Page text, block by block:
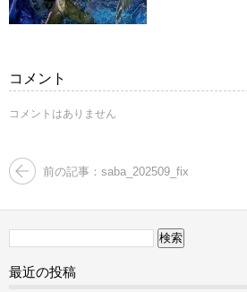
コメント
コメントはありません
前の記事：saba_202509_fix
最近の投稿